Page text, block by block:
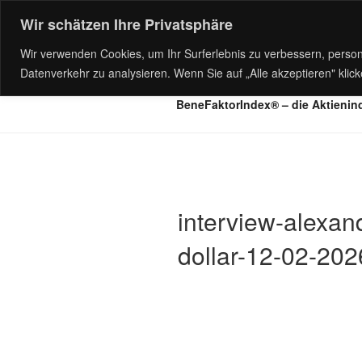
Wir schätzen Ihre Privatsphäre
Wir verwenden Cookies, um Ihr Surferlebnis zu verbessern,
Datenverkehr zu analysieren. Wenn Sie auf „Alle akzeptieren"
Inhalt
springen
BeneFaktor – die Idee
BeneFaktorIndex® – die
interview-
dollar-12-02-